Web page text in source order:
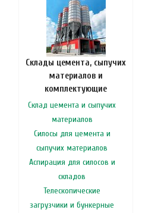
Склады цемента, сыпучих
материалов и
комплектующие
Склад цемента и сыпучих
материалов
Силосы для цемента и
сыпучих материалов
Аспирация для силосов и
складов
Телескопические
загрузчики и бункерные